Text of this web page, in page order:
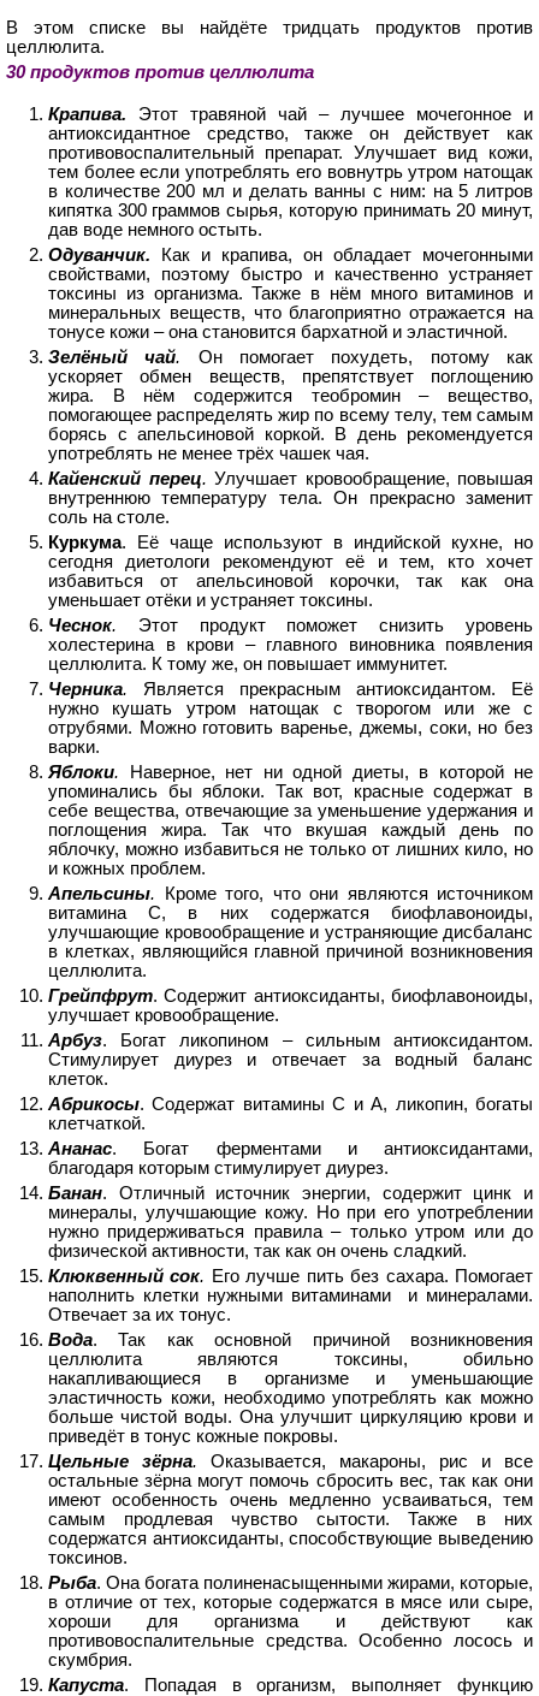
В этом списке вы найдёте тридцать продуктов против
целлюлита.
30 продуктов против целлюлита
Крапива. Этот травяной чай – лучшее мочегонное и
антиоксидантное средство, также он действует как
противовоспалительный препарат. Улучшает вид кожи,
тем более если употреблять его вовнутрь утром натощак
в количестве 200 мл и делать ванны с ним: на 5 литров
кипятка 300 граммов сырья, которую принимать 20 минут,
дав воде немного остыть.
Одуванчик.
Как и крапива, он обладает мочегонными
свойствами, поэтому быстро и качественно устраняет
токсины из организма. Также в нём много витаминов и
минеральных веществ, что благоприятно отражается на
тонусе кожи – она становится бархатной и эластичной.
Зелёный чай. Он помогает похудеть, потому как
ускоряет обмен веществ, препятствует поглощению
жира. В нём содержится теобромин – вещество,
помогающее распределять жир по всему телу, тем самым
борясь с апельсиновой коркой. В день рекомендуется
употреблять не менее трёх чашек чая.
Кайенский перец. Улучшает кровообращение, повышая
внутреннюю температуру тела. Он прекрасно заменит
соль на столе.
Куркума. Её чаще используют в индийской кухне, но
сегодня диетологи рекомендуют её и тем, кто хочет
избавиться от апельсиновой корочки, так как она
уменьшает отёки и устраняет токсины.
Чеснок. Этот продукт поможет снизить уровень
холестерина в крови – главного виновника появления
целлюлита. К тому же, он повышает иммунитет.
Черника. Является прекрасным антиоксидантом. Её
нужно кушать утром натощак с творогом или же с
отрубями. Можно готовить варенье, джемы, соки, но без
варки.
Яблоки. Наверное, нет ни одной диеты, в которой не
упоминались бы яблоки. Так вот, красные содержат в
себе вещества, отвечающие за уменьшение удержания и
поглощения жира. Так что вкушая каждый день по
яблочку, можно избавиться не только от лишних кило, но
и кожных проблем.
Апельсины. Кроме того, что они являются источником
витамина С, в них содержатся биофлавоноиды,
улучшающие кровообращение и устраняющие дисбаланс
в клетках, являющийся главной причиной возникновения
целлюлита.
Грейпфрут. Содержит антиоксиданты, биофлавоноиды,
улучшает кровообращение.
Арбуз. Богат ликопином – сильным антиоксидантом.
Стимулирует диурез и отвечает за водный баланс
клеток.
Абрикосы. Содержат витамины С и А, ликопин, богаты
клетчаткой.
Ананас. Богат ферментами и антиоксидантами,
благодаря которым стимулирует диурез.
Банан. Отличный источник энергии, содержит цинк и
минералы, улучшающие кожу. Но при его употреблении
нужно придерживаться правила – только утром или до
физической активности, так как он очень сладкий.
Клюквенный сок. Его лучше пить без сахара. Помогает
наполнить клетки нужными витаминами и минералами.
Отвечает за их тонус.
Вода. Так как основной причиной возникновения
целлюлита являются токсины, обильно
накапливающиеся в организме и уменьшающие
эластичность кожи, необходимо употреблять как можно
больше чистой воды. Она улучшит циркуляцию крови и
приведёт в тонус кожные покровы.
Цельные зёрна. Оказывается, макароны, рис и все
остальные зёрна могут помочь сбросить вес, так как они
имеют особенность очень медленно усваиваться, тем
самым продлевая чувство сытости. Также в них
содержатся антиоксиданты, способствующие выведению
токсинов.
Рыба. Она богата полиненасыщенными жирами, которые,
в отличие от тех, которые содержатся в мясе или сыре,
хороши для организма и действуют как
противовоспалительные средства. Особенно лосось и
скумбрия.
Капуста. Попадая в организм, выполняет функцию